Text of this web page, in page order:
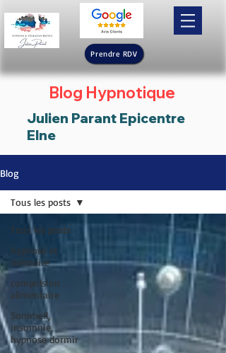
Prendre RDV
Blog Hypnotique
Julien Parant Epicentre
Elne
Blog
Tous les posts
hypnose et
mémoire
compulsion
alimentaire
Sommeil,
insomnie,
hypnose dormir
Tous les posts